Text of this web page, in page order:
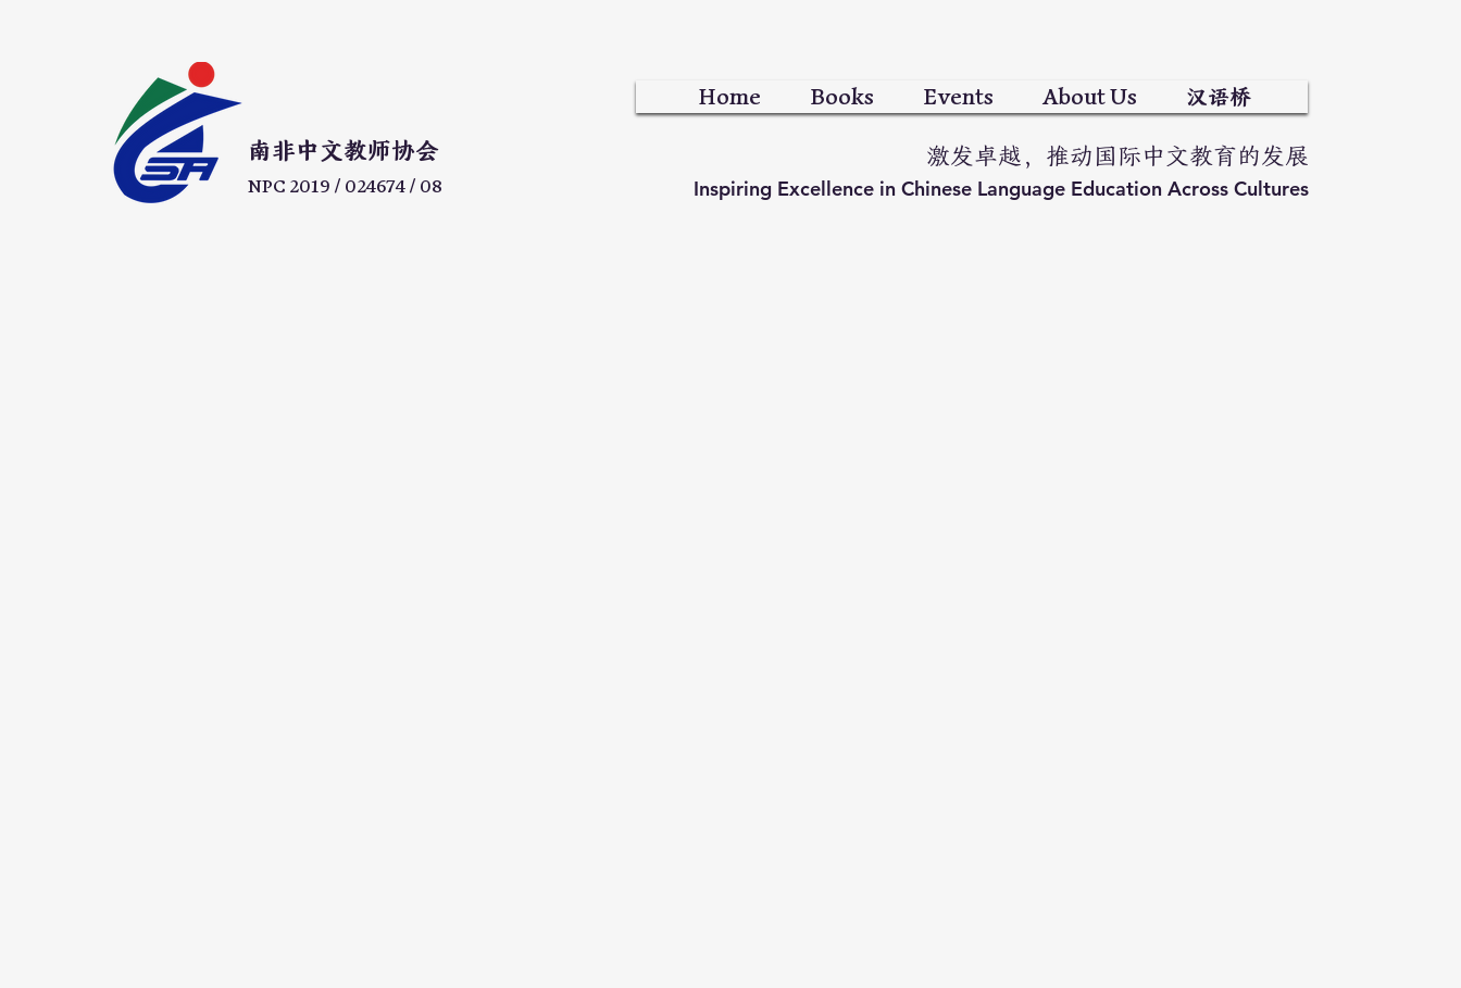
Home Books Events About Us 汉语桥
激发卓越，推动国际中文教育的发展
Inspiring Excellence in Chinese Language Education Across Cultures
​南非中文教师协会
NPC 2019 / 024674 / 08